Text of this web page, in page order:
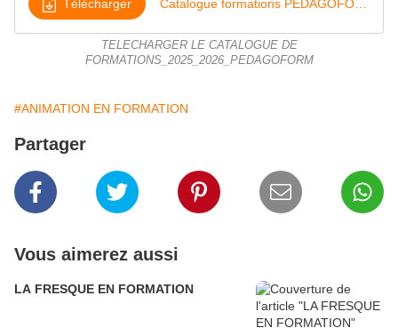
Télécharger
TELECHARGER LE CATALOGUE DE
FORMATIONS_2025_2026_PEDAGOFORM
#ANIMATION EN FORMATION
Partager
Vous aimerez aussi
LA FRESQUE EN FORMATION